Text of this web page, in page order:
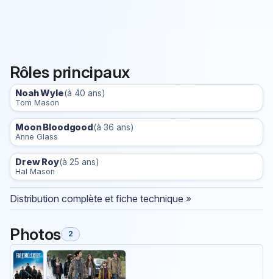
Rôles principaux
Noah Wyle(à 40 ans)
Tom Mason
Moon Bloodgood (à 36 ans)
Anne Glass
Drew Roy(à 25 ans)
Hal Mason
Distribution complète et fiche technique »
Photos 2